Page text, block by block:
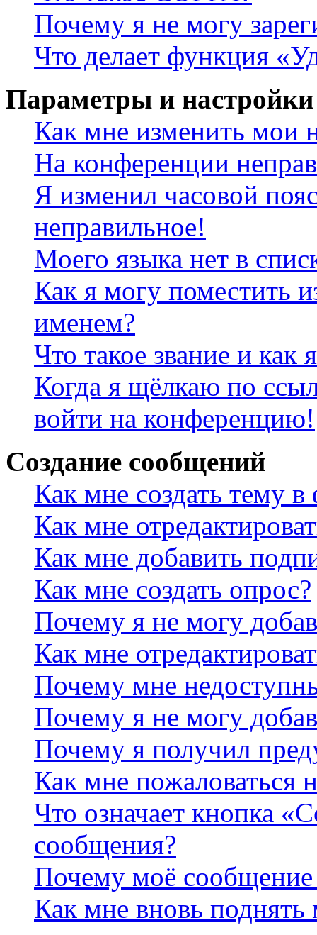
Почему я не могу
Что делает функция
Параметры и настройки
Как мне изменить мои
На конференции
Я изменил часовой
неправильное!
Моего языка нет в
Как я могу поместить
именем?
Что такое звание и как
Когда я щёлкаю по
войти на конференцию!
Создание сообщений
Как мне создать тему
Как мне
Как мне добавить
Как мне создать опрос?
Почему я не могу
Как мне
Почему мне
Почему я не могу
Почему я получил
Как мне пожаловаться
Что означает кнопка
сообщения?
Почему моё сообщение
Как мне вновь